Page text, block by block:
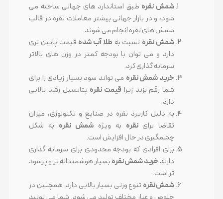
شمش نقره طبق استاندارد های جهانی ساخته می
شود، و در بازار جهانی بیشتر معاملات نقره در قالب
شمش های نقره انجام می شوند.
شمش نقره نسبت به طلا آب شده قیمت پایین تری
دارد و می توان با بودجه کمتر در وزن های بالاتر
سرمایه گذاری کرد.
خرید شمش نقره می تواند سود بسیار زیادی را برای
شما رقم بزند زیرا قیمت نقره پتانسیل رشد بالایی
دارد.
به دلیل کاربرد نقره در صنایع و تکنولوژی، میزان
تقاضا برای نقره به ویژه شمش نقره به شکل
چشمگیری در حال افزایش است.
برای افرادی که بودجه محدودی برای سرمایه گذاری
دارندخرید شمش نقرهبسیار هوشمندانه تر و پرسود
تر است.
شمش نقره تنوع وزنی بسیار بالایی دارد. همچنین در
خلوص و عیار مختلف تولید می شود. شما می تونید